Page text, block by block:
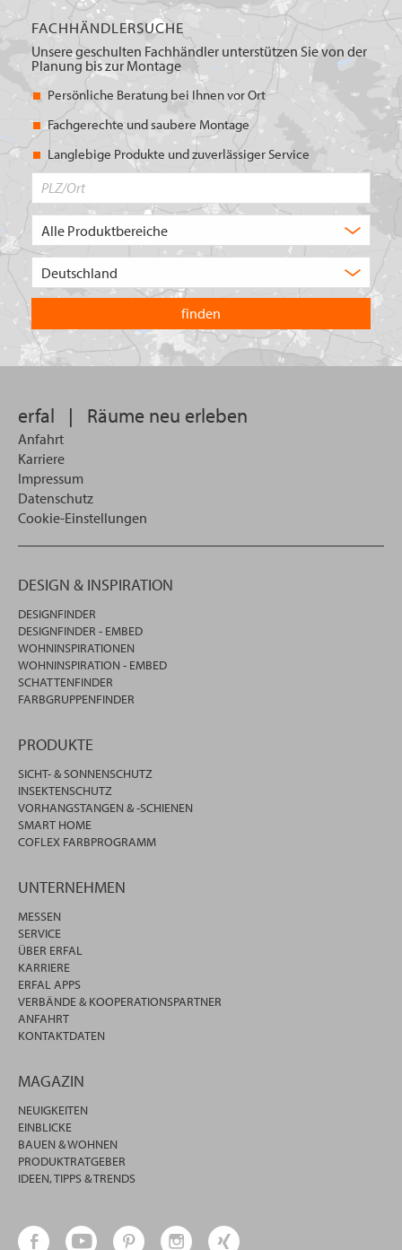
FACHHÄNDLERSUCHE
Unsere geschulten Fachhändler unterstützen Sie von der
Planung bis zur Montage
Persönliche Beratung bei Ihnen vor Ort
Fachgerechte und saubere Montage
Langlebige Produkte und zuverlässiger Service
in
welchem
Land
Sie
suchen
erfal | Räume neu erleben
Anfahrt
Karriere
Impressum
Datenschutz
Cookie-Einstellungen
DESIGN & INSPIRATION
DESIGNFINDER
DESIGNFINDER - EMBED
WOHNINSPIRATIONEN
WOHNINSPIRATION - EMBED
SCHATTENFINDER
FARBGRUPPENFINDER
PRODUKTE
SICHT- & SONNENSCHUTZ
INSEKTENSCHUTZ
VORHANGSTANGEN & -SCHIENEN
SMART HOME
COFLEX FARBPROGRAMM
UNTERNEHMEN
MESSEN
SERVICE
ÜBER ERFAL
KARRIERE
ERFAL APPS
VERBÄNDE & KOOPERATIONSPARTNER
ANFAHRT
KONTAKTDATEN
MAGAZIN
NEUIGKEITEN
EINBLICKE
BAUEN & WOHNEN
PRODUKTRATGEBER
IDEEN, TIPPS & TRENDS